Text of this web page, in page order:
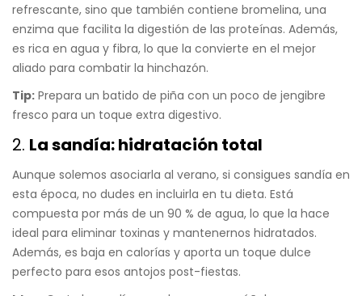
refrescante, sino que también contiene bromelina, una
enzima que facilita la digestión de las proteínas. Además,
es rica en agua y fibra, lo que la convierte en el mejor
aliado para combatir la hinchazón.
Tip: Prepara un batido de piña con un poco de jengibre
fresco para un toque extra digestivo.
2. La sandía: hidratación total
Aunque solemos asociarla al verano, si consigues sandía en
esta época, no dudes en incluirla en tu dieta. Está
compuesta por más de un 90 % de agua, lo que la hace
ideal para eliminar toxinas y mantenernos hidratados.
Además, es baja en calorías y aporta un toque dulce
perfecto para esos antojos post-fiestas.